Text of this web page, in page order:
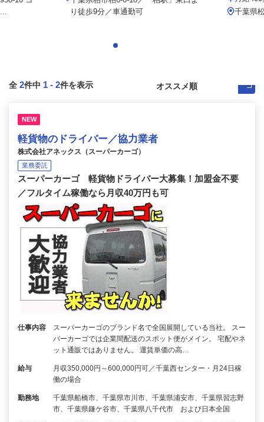
り徒歩9分／車通勤可
千葉県
全 2件中 1 - 2件を表示
NEW
軽貨物のドライバー／協力業者
株式会社アネックス（スーパーカーゴ）
業務委託
スーパーカーゴ 軽貨物ドライバー大募集！加盟金不要
／フルタイム稼働なら月収40万円も可
仕事内容
スーパーカーゴのブランド名で全国展開している当社。 スー
パーカーゴでは企業間配送のスポット便がメイン。 宅配やネ
ット通販ではありません。 運賃単価の高…
給与
月収350,000円～600,000円可／千葉西センター・月24日稼
働の場合
勤務地
千葉県船橋市、千葉県市川市、千葉県浦安市、千葉県習志野
市、千葉県鎌ケ谷市、千葉県八千代市 および日本全国